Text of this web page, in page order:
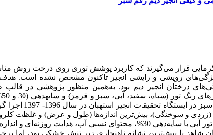
گرمایی قرار می‌گیرند که کاربرد پوشش توری روی درخت روش‌‌
رویشی و زایشی انجیر تاکنون مشخص نشده است. هدف
درختان انجیر دیم بود. به‌‌همین منظور پژوهشی در قالب
رنگ تور (سیاه، سفید، آبی، سبز و قرمز) و سایهدهی
یک تیمار اضافی بدون تور (شاهد) روی درختان انجیر دیم رقم سبز در
(زردی و سوختگی)، بیش‌‌ترین اندازه‌ها (طول و عرض) و غلظت
برگ و تاثیر مناسب بر کمیت و کیفیت میوه، بهترین رنگ بود. تور آبی با سایه‌‌دهی 30%، محتوای نسبی آب، هدایت روزنه‌‌ای
شاهد با بیش‌‌ترین نشانه ناهنجاری زیر تنش خشکی بود، اما